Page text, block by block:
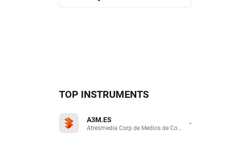
TOP INSTRUMENTS
A3M.ES
Atresmedia Corp de Medios de Comunicacion SA -